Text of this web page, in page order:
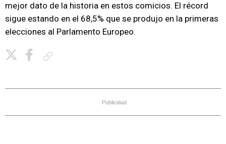
mejor dato de la historia en estos comicios. El récord
sigue estando en el 68,5% que se produjo en la primeras
elecciones al Parlamento Europeo.
Publicidad